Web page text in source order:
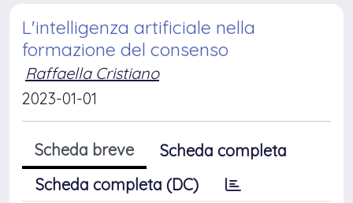
L'intelligenza artificiale nella
formazione del consenso
Raffaella Cristiano
2023-01-01
Scheda breve
Scheda completa
Scheda completa (DC)